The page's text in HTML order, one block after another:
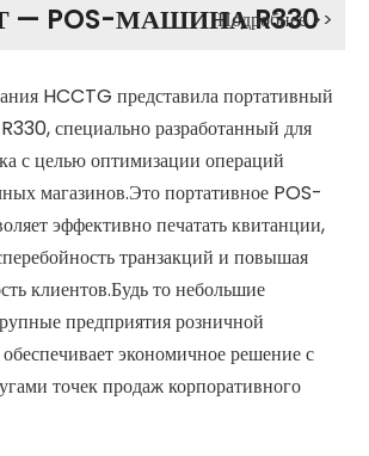
— POS-МАШИНА R330
Подробнее >>
HCCTG представила портативный
специально разработанный для
с целью оптимизации операций
магазинов.Это портативное POS-
эффективно печатать квитанции,
транзакций и повышая
клиентов.Будь то небольшие
предприятия розничной
экономичное решение с
точек продаж корпоративного